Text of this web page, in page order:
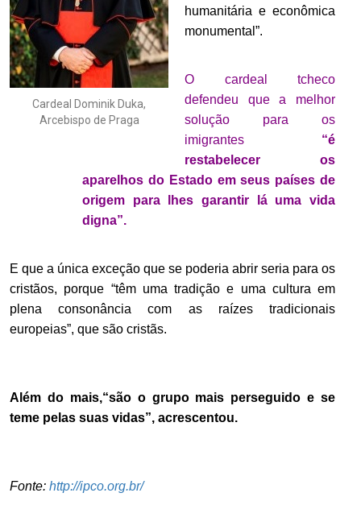
Cardeal Dominik Duka,
Arcebispo de Praga
humanitária e econômica
monumental”.
O cardeal tcheco
defendeu que a melhor
solução para os
imigrantes “é
restabelecer os
aparelhos do Estado em seus países de
origem para lhes garantir lá uma vida
digna”.
E que a única exceção que se poderia abrir seria para os
cristãos, porque “têm uma tradição e uma cultura em
plena consonância com as raízes tradicionais
europeias”, que são cristãs.
Além do mais,“são o grupo mais perseguido e se
teme pelas suas vidas”, acrescentou.
Fonte: http://ipco.org.br/